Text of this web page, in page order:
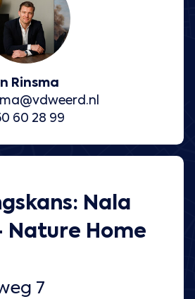
Nala
Nature Home
7
Rinsma
60 28 99